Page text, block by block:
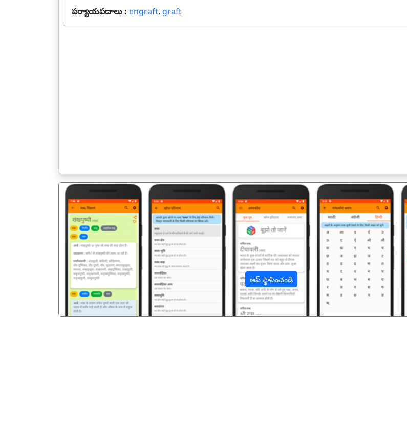
పర్యాయపదాలు : engraft, graft
ఆప్ స్థాపించండి
पिछला